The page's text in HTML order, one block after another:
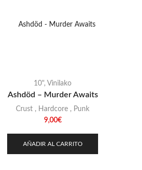
Grindcore
Heavy Metal
Otros (38)
Prog
Sludge (35)
10", Vinilako
Ashdöd – Murder Awaits
Crust , Hardcore , Punk
9,00€
AÑADIR AL CARRITO